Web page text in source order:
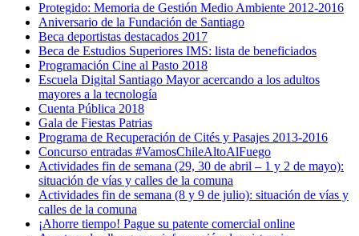
Protegido: Memoria de Gestión Medio Ambiente 2012-2016
Aniversario de la Fundación de Santiago
Beca deportistas destacados 2017
Beca de Estudios Superiores IMS: lista de beneficiados
Programación Cine al Pasto 2018
Escuela Digital Santiago Mayor acercando a los adultos
mayores a la tecnología
Cuenta Pública 2018
Gala de Fiestas Patrias
Programa de Recuperación de Cités y Pasajes 2013-2016
Concurso entradas #VamosChileAltoAlFuego
Actividades fin de semana (29, 30 de abril – 1 y 2 de mayo):
situación de vías y calles de la comuna
Actividades fin de semana (8 y 9 de julio): situación de vías y
calles de la comuna
¡Ahorre tiempo! Pague su patente comercial online